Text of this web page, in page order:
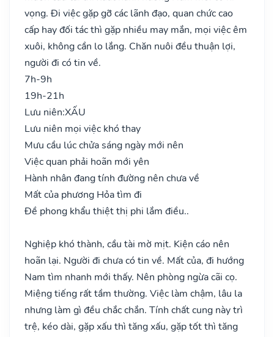
vọng. Đi việc gặp gỡ các lãnh đạo, quan chức cao
cấp hay đối tác thì gặp nhiều may mắn, mọi việc êm
xuôi, không cần lo lắng. Chăn nuôi đều thuận lợi,
người đi có tin về.
7h-9h
19h-21h
Lưu niên:XẤU
Lưu niên mọi việc khó thay
Mưu cầu lúc chửa sáng ngày mới nên
Việc quan phải hoãn mới yên
Hành nhân đang tính đường nên chưa về
Mất của phương Hỏa tìm đi
Đề phong khẩu thiệt thị phi lắm điều..
Nghiệp khó thành, cầu tài mờ mịt. Kiện cáo nên
hoãn lại. Người đi chưa có tin về. Mất của, đi hướng
Nam tìm nhanh mới thấy. Nên phòng ngừa cãi cọ.
Miệng tiếng rất tầm thường. Việc làm chậm, lâu la
nhưng làm gì đều chắc chắn. Tính chất cung này trì
trệ, kéo dài, gặp xấu thì tăng xấu, gặp tốt thì tăng